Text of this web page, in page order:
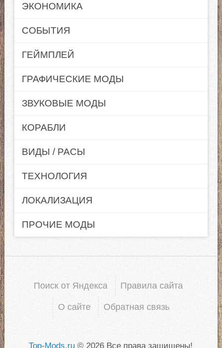
ЭКОНОМИКА
СОБЫТИЯ
ГЕЙМПЛЕЙ
ГРАФИЧЕСКИЕ МОДЫ
ЗВУКОВЫЕ МОДЫ
КОРАБЛИ
ВИДЫ / РАСЫ
ТЕХНОЛОГИЯ
ЛОКАЛИЗАЦИЯ
ПРОЧИЕ МОДЫ
Поиск от Яндекса Правила сайта
О сайте Обратная связь
Top-Mods.ru © 2026 Все права защищены!